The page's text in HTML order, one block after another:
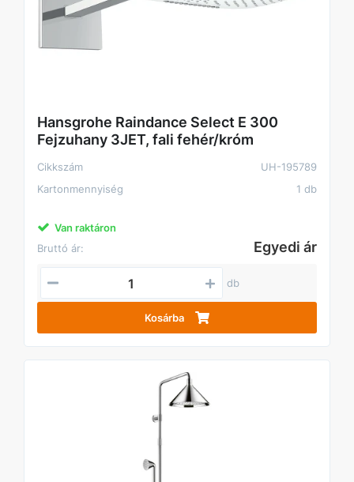
Hansgrohe Raindance Select E 300
Fejzuhany 3JET, fali fehér/króm
Cikkszám
UH-195789
Kartonmennyiség
1 db
Van raktáron
Bruttó ár:
Egyedi ár
db
Kosárba